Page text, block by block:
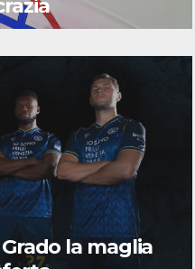
Grado la maglia